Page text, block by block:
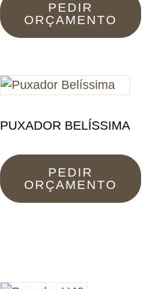
PEDIR
ORÇAMENTO
PUXADOR BELÍSSIMA
PEDIR
ORÇAMENTO